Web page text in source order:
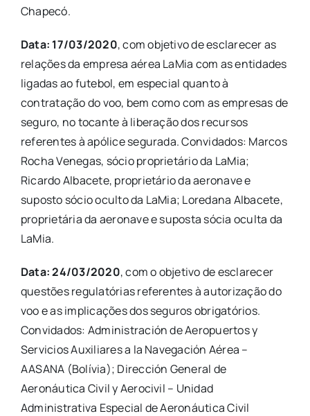
Chapecó.
Data: 17/03/2020, com objetivo de esclarecer as
relações da empresa aérea LaMia com as entidades
ligadas ao futebol, em especial quanto à
contratação do voo, bem como com as empresas de
seguro, no tocante à liberação dos recursos
referentes à apólice segurada. Convidados: Marcos
Rocha Venegas, sócio proprietário da LaMia;
Ricardo Albacete, proprietário da aeronave e
suposto sócio oculto da LaMia; Loredana Albacete,
proprietária da aeronave e suposta sócia oculta da
LaMia.
Data: 24/03/2020, com o objetivo de esclarecer
questões regulatórias referentes à autorização do
voo e as implicações dos seguros obrigatórios.
Convidados: Administración de Aeropuertos y
Servicios Auxiliares a la Navegación Aérea –
AASANA (Bolívia); Dirección General de
Aeronáutica Civil y Aerocivil – Unidad
Administrativa Especial de Aeronáutica Civil